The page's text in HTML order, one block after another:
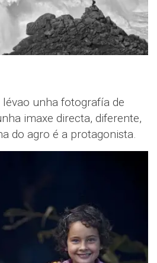
unha fotografía de
imaxe directa, diferente,
do agro é a protagonista.